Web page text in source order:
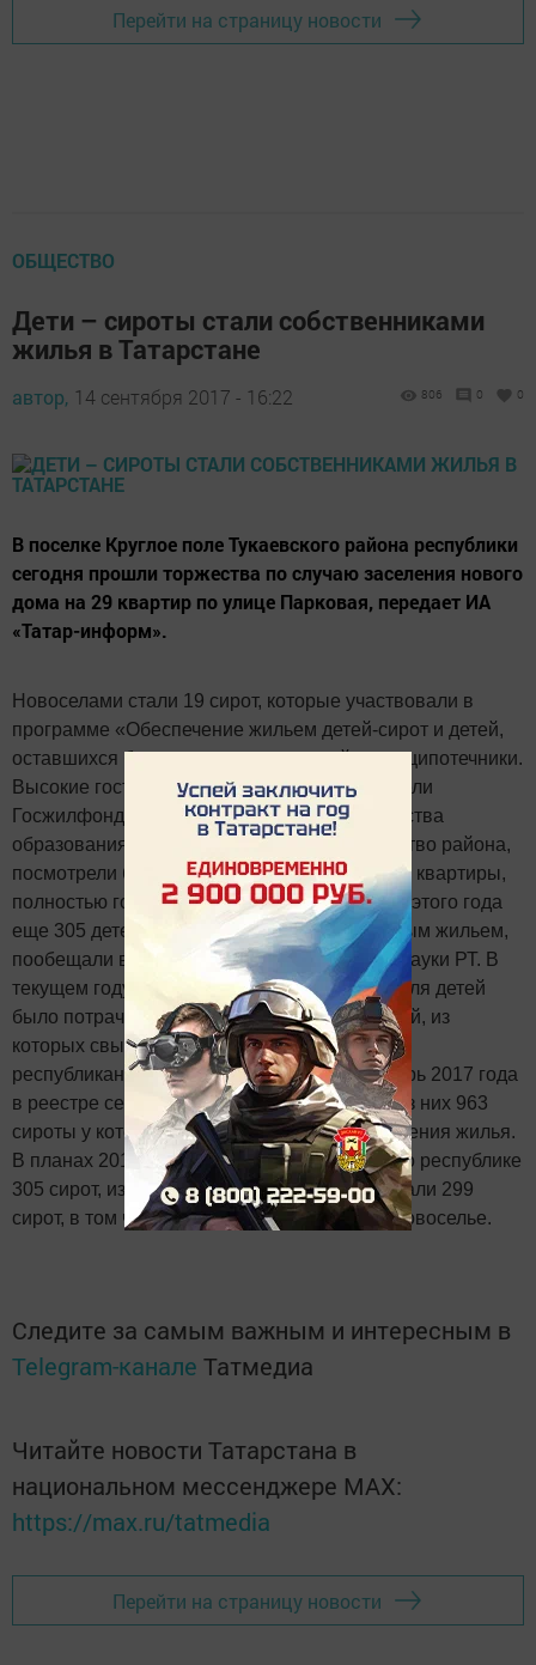
Перейти на страницу новости
ОБЩЕСТВО
Дети – сироты стали собственниками
жилья в Татарстане
автор, 14 сентября 2017 - 16:22 806 0 0
В поселке Круглое поле Тукаевского района республики
сегодня прошли торжества по случаю заселения нового
дома на 29 квартир по улице Парковая, передает ИА
«Татар-информ».
Новоселами стали 19 сирот, которые участвовали в
программе «Обеспечение жильем детей-сирот и детей,
оставшихся без попечения родителей», и соципотечники.
Высокие гости, в числе которых представители
Госжилфонда при Президенте РТ, министерства
образования и науки республики и руководство района,
посмотрели благоустроенные и комфортные квартиры,
полностью готовые к проживанию. До конца этого года
еще 305 детей будут обеспечены собственным жильем,
пообещали в министерстве образования и науки РТ. В
текущем году на возведение нового жилья для детей
было потрачено около 350 миллионов рублей, из
которых свыше 300 миллионов - вливания
республиканской казны. Отметим, на сентябрь 2017 года
в реестре семей по РТ состоит 1130 сирот, из них 963
сироты у которых наступил срок предоставления жилья.
В планах 2017 года - обеспечение жильем по республике
305 сирот, из них на сегодня квартиры выбрали 299
сирот, в том числе 177 уже отпраздновали новоселье.
Следите за самым важным и интересным в
Telegram-канале Татмедиа
Читайте новости Татарстана в
национальном мессенджере MАХ:
https://max.ru/tatmedia
Перейти на страницу новости